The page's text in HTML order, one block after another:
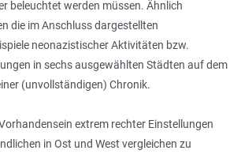
beleuchtet werden müssen. Ähnlich
die im Anschluss dargestellten
neonazistischer Aktivitäten bzw.
in sechs ausgewählten Städten auf dem
(unvollständigen) Chronik.
extrem rechter Einstellungen
in Ost und West vergleichen zu